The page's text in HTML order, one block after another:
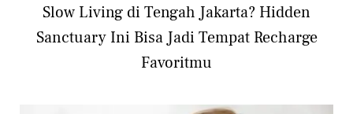
Slow Living di Tengah Jakarta? Hidden
Sanctuary Ini Bisa Jadi Tempat Recharge
Favoritmu